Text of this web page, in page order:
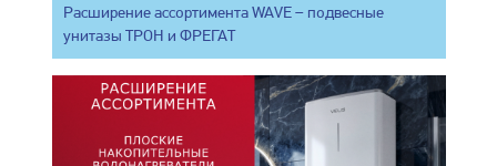
Расширение ассортимента WAVE – подвесные
унитазы ТРОН и ФРЕГАТ